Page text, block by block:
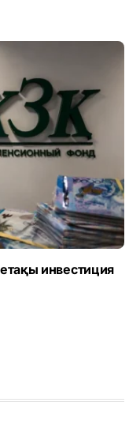
инвестиция